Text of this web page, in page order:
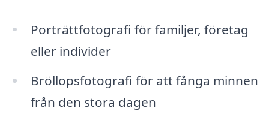
Porträttfotografi för familjer, företag
eller individer
Bröllopsfotografi för att fånga minnen
från den stora dagen